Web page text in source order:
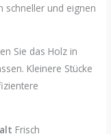
schneller und eignen
Sie das Holz in
Kleinere Stücke
Frisch